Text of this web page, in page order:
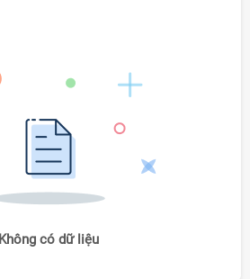
Không có dữ liệu